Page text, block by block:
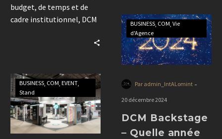
budget, de temps et de
cadre institutionnel, DCM
aménagement éphémère
transformé en expérience
immersive, pensée pour
créer l’effet « waouh ». Un
projet agile qui illustre la
force de l’idée, la direction
sens. L’IA, les formats
hybrides et une exécution
impeccable redéfinissent
les codes du secteur.
BUSINESS COM Vie
d'Agence
Par admin_IntALomint -
20 décembre 2024
DCM Backstage
– Quelle année
BUSINESS COM EVENT
Stand